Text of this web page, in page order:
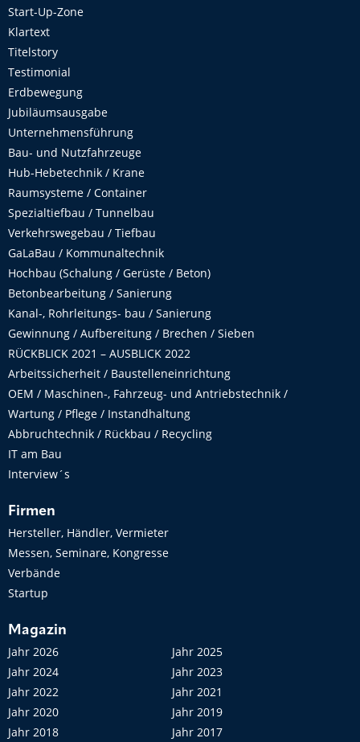
Start-Up-Zone
Klartext
Titelstory
Testimonial
Erdbewegung
Jubiläumsausgabe
Unternehmensführung
Bau- und Nutzfahrzeuge
Hub-Hebetechnik / Krane
Raumsysteme / Container
Spezialtiefbau / Tunnelbau
Verkehrswegebau / Tiefbau
GaLaBau / Kommunaltechnik
Hochbau (Schalung / Gerüste / Beton)
Betonbearbeitung / Sanierung
Kanal-, Rohrleitungs- bau / Sanierung
Gewinnung / Aufbereitung / Brechen / Sieben
RÜCKBLICK 2021 – AUSBLICK 2022
Arbeitssicherheit / Baustelleneinrichtung
OEM / Maschinen-, Fahrzeug- und Antriebstechnik /
Wartung / Pflege / Instandhaltung
Abbruchtechnik / Rückbau / Recycling
IT am Bau
Interview´s
Firmen
Hersteller, Händler, Vermieter
Messen, Seminare, Kongresse
Verbände
Startup
Magazin
Jahr 2026
Jahr 2025
Jahr 2024
Jahr 2023
Jahr 2022
Jahr 2021
Jahr 2020
Jahr 2019
Jahr 2018
Jahr 2017